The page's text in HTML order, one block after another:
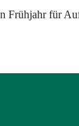
Frühjahr für